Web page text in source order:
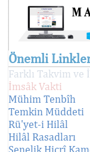
Önemli
Farklı Takvim ve
İmsâk Vakti
Mühim Tenbîh
Temkin Müddeti
Rü'yet-i Hilâl
Hilâl Rasadları
Senelik Hicrî